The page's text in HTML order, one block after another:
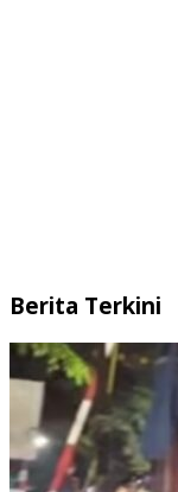
Berita Terkini